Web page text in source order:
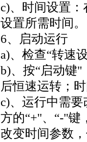
c)、时间设置
设置所需时间。
6、启动运行
a)、检查“转速
b)、按“启动键
后恒速运转；
c)、运行中需
方的“+"、“-"键
改变时间参数